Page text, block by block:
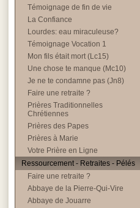
Témoignage de fin de vie
La Confiance
Lourdes: eau miraculeuse?
Témoignage Vocation 1
Mon fils était mort (Lc15)
Une chose te manque (Mc10)
Je ne te condamne pas (Jn8)
Faire une retraite ?
Prières Traditionnelles
Chrétiennes
Prières des Papes
Prières à Marie
Votre Prière en Ligne
Ressourcement - Retraites - Pélés
Faire une retraite ?
Abbaye de la Pierre-Qui-Vire
Abbaye de Jouarre